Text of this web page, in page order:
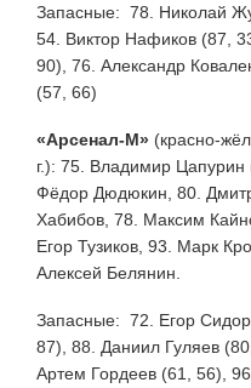
Запасные: 78. Николай
54. Виктор Нафиков (87,
90), 76. Александр
(57, 66)
«Арсенал-М» (красно-
г.): 75. Владимир
Фёдор Дюдюкин, 80.
Хабибов, 78. Максим
Егор Тузиков, 93. Марк
Алексей Белянин.
Запасные: 72. Егор
87), 88. Даниил Гуляев
Артем Гордеев (61, 56),